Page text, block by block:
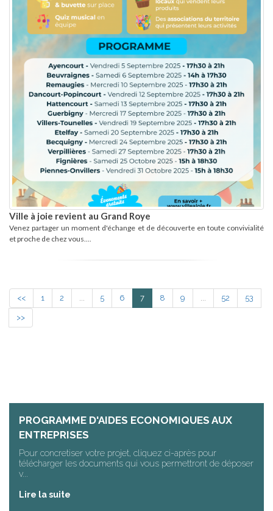
Ville à joie revient au Grand Roye
Venez partager un moment d'échange et de découverte en toute convivialité
et proche de chez vous....
<< 1 2 ... 5 6 7 8 9 ... 52 53
>>
PROGRAMME D'AIDES ECONOMIQUES AUX
ENTREPRISES
Pour concretiser votre projet, cliquez ci-après pour
télécharger les documents qui vous permettront de déposer
v...
Lire la suite